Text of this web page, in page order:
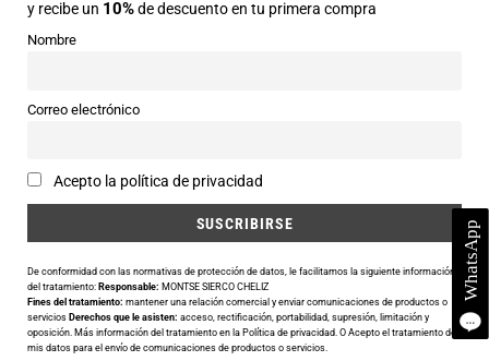
Teléfonos
974 50 00 43
Horarios
Email
Utilizamos cookies para ofrecerte la mejor experiencia en nuestra
web.
y recibe un 10%de descuento en tu primera compra
Nombre
Correo electrónico
Acepto la política de privacidad
De conformidad con las normativas de protección de datos, le facilitamos la siguiente información
del tratamiento: Responsable: MONTSE SIERCO CHELIZ
Fines del tratamiento: mantener una relación comercial y enviar comunicaciones de productos o
servicios Derechos que le asisten: acceso, rectificación, portabilidad, supresión, limitación y
oposición. Más información del tratamiento en la Política de privacidad. O Acepto el tratamiento de
mis datos para el envío de comunicaciones de productos o servicios.